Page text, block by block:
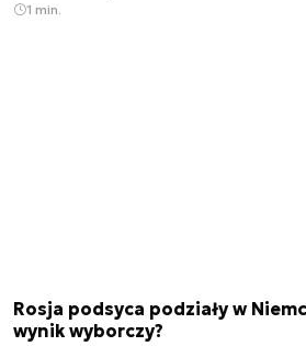
1 min.
Rosja podsyca podziały w
wynik wyborczy?